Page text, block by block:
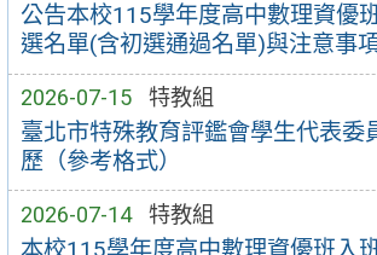
公告本校115學年度高中數理資優
選名單(含初選通過名單)與注意事
2026-07-15 特教組
臺北市特殊教育評鑑會學生代表委
歷（參考格式）
2026-07-14 特教組
本校115學年度高中數理資優班入